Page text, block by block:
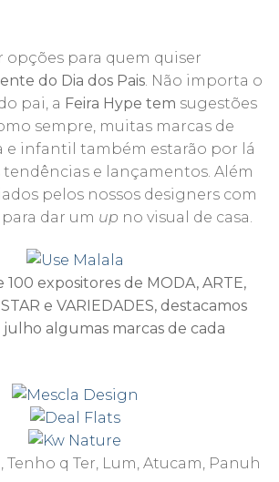
opções para quem quiser
do Dia dos Pais . Não importa o
pai, a Feira Hype tem sugestões
sempre, muitas marcas de
e infantil também estarão por lá
e lançamentos. Além
pelos nossos designers com
dar um up no visual de casa.
100 expositores de MODA, ARTE,
e VARIEDADES, destacamos
algumas marcas de cada
Tenho q Ter, Lum, Atucam, Panuh